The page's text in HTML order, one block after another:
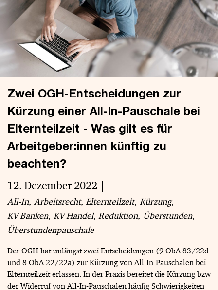
Zwei OGH-Entscheidungen zur
Kürzung einer All-In-Pauschale bei
Elternteilzeit - Was gilt es für
Arbeitgeber:innen künftig zu
beachten?
12. Dezember 2022
All-In Arbeitsrecht Elternteilzeit Kürzung
KV Banken KV Handel Reduktion Überstunden
Überstundenpauschale
Der OGH hat unlängst zwei Entscheidungen (9 ObA 83/22d
und 8 ObA 22/22a) zur Kürzung von All-In-Pauschalen bei
Elternteilzeit erlassen. In der Praxis bereitet die Kürzung bzw
der Widerruf von All-In-Pauschalen häufig Schwierigkeiten